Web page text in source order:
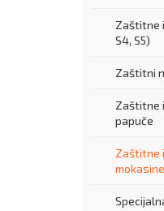
Zaštitne i
S4, S5)
Zaštitni
Zaštitne
papuče
Zaštitne
mokasine